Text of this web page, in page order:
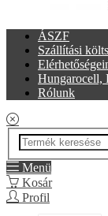
ÁSZF
Szállítási
Hungarocell,
Rólunk
Menü
Kosár
Profil